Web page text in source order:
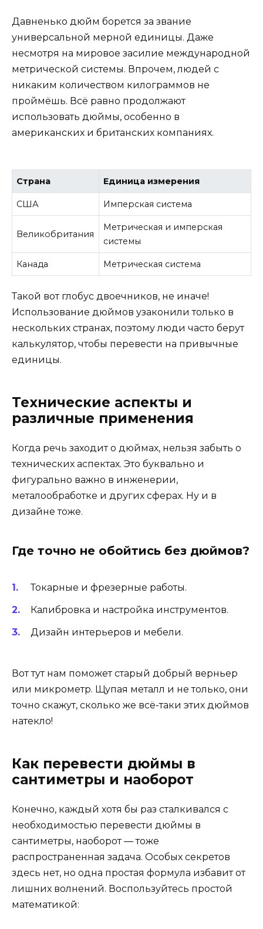
Давненько дюйм борется за звание
универсальной мерной единицы. Даже
несмотря на мировое засилие международной
метрической системы. Впрочем, людей с
никаким количеством килограммов не
проймёшь. Всё равно продолжают
использовать дюймы, особенно в
американских и британских компаниях.
Страна Единица измерения
США Имперская система
Великобритания
Метрическая и имперская
системы
Канада Метрическая система
Такой вот глобус двоечников, не иначе!
Использование дюймов узаконили только в
нескольких странах, поэтому люди часто берут
калькулятор, чтобы перевести на привычные
единицы.
Технические аспекты и
различные применения
Когда речь заходит о дюймах, нельзя забыть о
технических аспектах. Это буквально и
фигурально важно в инженерии,
металообработке и других сферах. Ну и в
дизайне тоже.
Где точно не обойтись без дюймов?
Токарные и фрезерные работы.
Калибровка и настройка инструментов.
Дизайн интерьеров и мебели.
Вот тут нам поможет старый добрый верньер
или микрометр. Щупая металл и не только, они
точно скажут, сколько же всё-таки этих дюймов
натекло!
Как перевести дюймы в
сантиметры и наоборот
Конечно, каждый хотя бы раз сталкивался с
необходимостью перевести дюймы в
сантиметры, наоборот — тоже
распространенная задача. Особых секретов
здесь нет, но одна простая формула избавит от
лишних волнений. Воспользуйтесь простой
математикой: